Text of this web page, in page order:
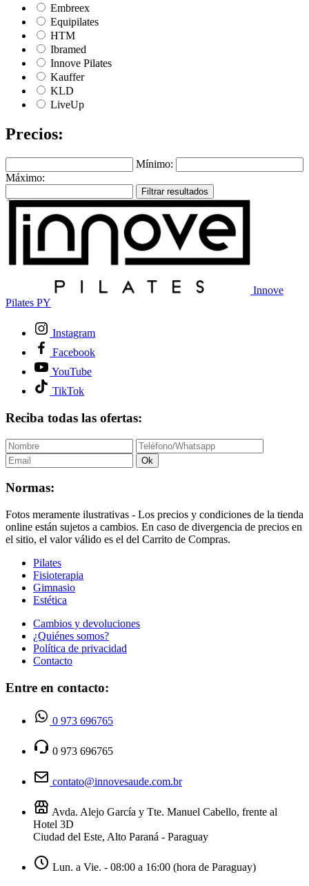
Embreex
Equipilates
HTM
Ibramed
Innove Pilates
Kauffer
KLD
LiveUp
Precios:
Mínimo:
Máximo:
Filtrar resultados
Innove
Pilates PY
Instagram
Facebook
YouTube
TikTok
Reciba todas las ofertas:
Ok
Normas:
Fotos meramente ilustrativas - Los precios y condiciones de la tienda
online están sujetos a cambios. En caso de divergencia de precios en
el sitio, el valor válido es el del Carrito de Compras.
Pilates
Fisioterapia
Gimnasio
Estética
Cambios y devoluciones
¿Quiénes somos?
Política de privacidad
Contacto
Entre en contacto:
0 973 696765
0 973 696765
contato@innovesaude.com.br
Avda. Alejo García y Tte. Manuel Cabello, frente al
Hotel 3D
Ciudad del Este, Alto Paraná - Paraguay
Lun. a Vie. - 08:00 a 16:00 (hora de Paraguay)